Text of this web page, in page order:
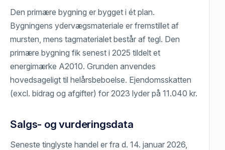
Den primære bygning er bygget i ét plan.
Bygningens ydervægsmateriale er fremstillet af
mursten, mens tagmaterialet består af tegl. Den
primære bygning fik senest i 2025 tildelt et
energimærke A2010. Grunden anvendes
hovedsageligt til helårsbeboelse. Ejendomsskatten
(excl. bidrag og afgifter) for 2023 lyder på 11.040 kr.
Salgs- og vurderingsdata
Seneste tinglyste handel er fra d. 14. januar 2026,